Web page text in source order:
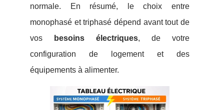
normale. En résumé, le choix entre
monophasé et triphasé dépend avant tout de
vos
besoins électriques, de votre
configuration de logement et des
équipements à alimenter.